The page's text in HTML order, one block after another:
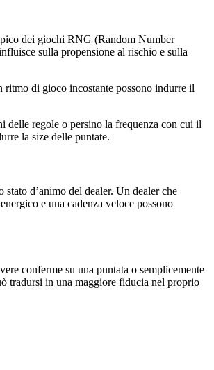
dei giochi RNG (Random Number
sulla propensione al rischio e sulla
di gioco incostante possono indurre il
delle regole o persino la frequenza con cui il
la size delle puntate.
d’animo del dealer. Un dealer che
e una cadenza veloce possono
conferme su una puntata o semplicemente
tradursi in una maggiore fiducia nel proprio